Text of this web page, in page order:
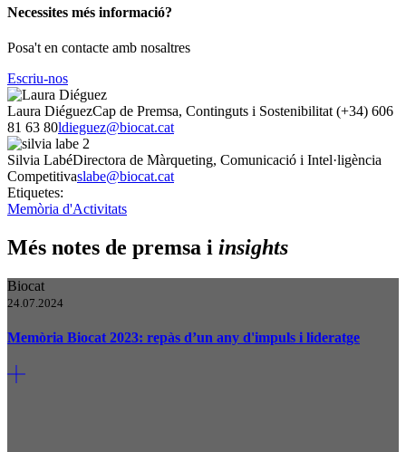
Necessites més informació?
Posa't en contacte amb nosaltres
Escriu-nos
Laura DiéguezCap de Premsa, Continguts i Sostenibilitat (+34) 606
81 63 80ldieguez@biocat.cat
Silvia LabéDirectora de Màrqueting, Comunicació i Intel·ligència
Competitivaslabe@biocat.cat
Etiquetes:
Memòria d'Activitats
Més notes de premsa i insights
Biocat
24.07.2024
Memòria Biocat 2023: repàs d’un any d'impuls i lideratge